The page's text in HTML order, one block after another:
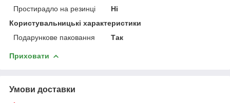
Простирадло на резинці
Ні
Користувальницькі характеристики
Подарункове паковання
Так
Приховати
Умови доставки